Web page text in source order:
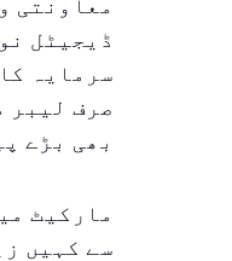
معاونتی
ڈیجیٹل
سرمایہ
صرف لیبر
بھی بڑے
مارکیٹ
سے کہیں